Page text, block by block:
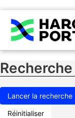
Recherche
Réinitialiser